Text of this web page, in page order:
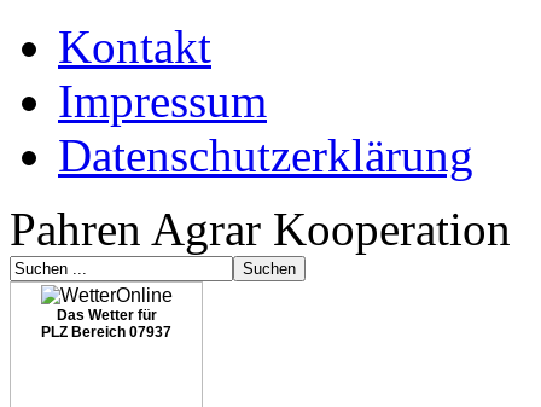
Kontakt
Impressum
Datenschutzerklärung
Pahren Agrar Kooperation
Das Wetter für
PLZ Bereich 07937